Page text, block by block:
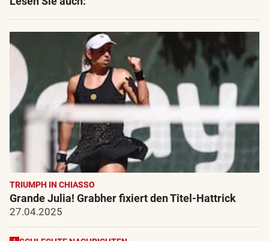
TRIUMPH IN CHIASSO
Grande Julia! Grabher fixiert den Titel-Hattrick
27.04.2025